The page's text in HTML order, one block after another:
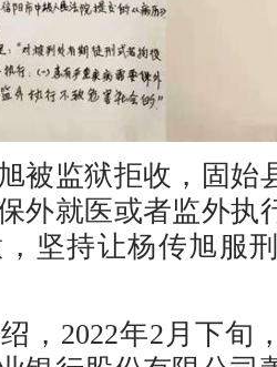
监狱拒收，固始
外就医或者监外执
坚持让杨传旭服
2022年2月下旬